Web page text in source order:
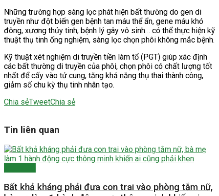
Những trường hợp sàng lọc phát hiện bất thường do gen di
truyền như đột biến gen bệnh tan máu thể ẩn, gene máu khó
đông, xương thủy tinh, bệnh lý gây vô sinh… có thể thực hiện kỹ
thuật thụ tinh ống nghiệm, sàng lọc chọn phôi không mắc bệnh.
Kỹ thuật xét nghiệm di truyền tiền làm tổ (PGT) giúp xác định
các bất thường di truyền của phôi, chọn phôi có chất lượng tốt
nhất để cấy vào tử cung, tăng khả năng thụ thai thành công,
giảm số chu kỳ thụ tinh nhân tạo.
Chia sẻTweetChia sẻ
Tin liên quan
Bất khả kháng phải đưa con trai vào phòng tắm nữ,